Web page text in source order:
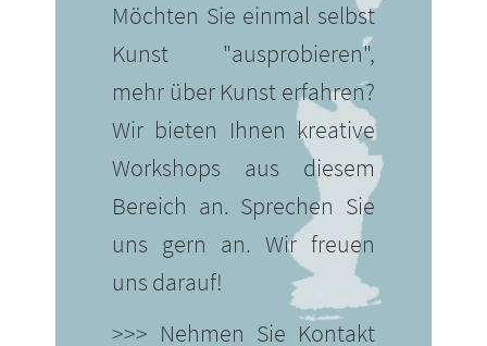
Möchten Sie einmal selbst
Kunst "ausprobieren",
mehr über Kunst erfahren?
Wir bieten Ihnen kreative
Workshops aus diesem
Bereich an. Sprechen Sie
uns gern an. Wir freuen
uns darauf!
>>> Nehmen Sie Kontakt